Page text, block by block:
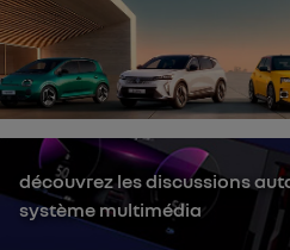
découvrez les discussions
système multimédia